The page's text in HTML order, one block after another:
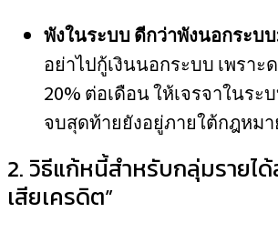
พังในระบบ ดีกว่าพังนอกระบ
อย่าไปกู้เงินนอกระบบ เพราะ
20% ต่อเดือน ให้เจรจาในระ
จบสุดท้ายยังอยู่ภายใต้กฎหมา
2. วิธีแก้หนี้สำหรับกลุ่มรายได้
เสียเครดิต”